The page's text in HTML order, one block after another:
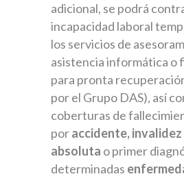
adicional, se podrá
incapacidad laboral
los servicios de
asistencia informática o
para pronta
por el Grupo DAS), así
coberturas de
poraccidente,
absoluta o primer
determinadas